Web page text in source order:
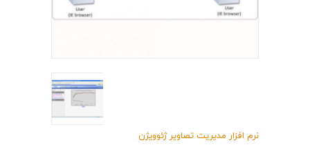
نرم افزار مدیریت تصاویر ژئوویژن